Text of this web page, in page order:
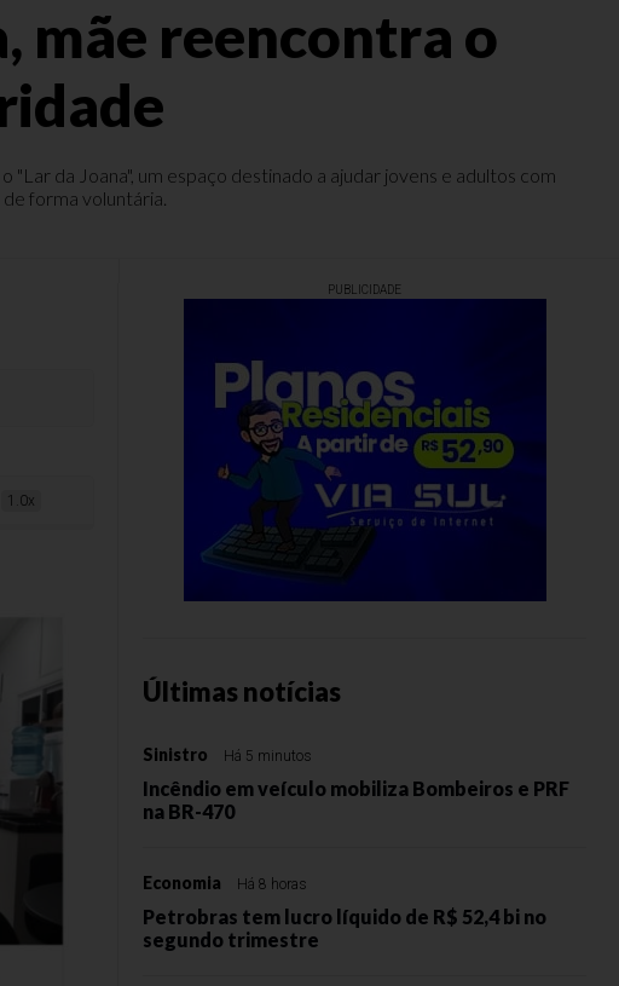
mãe reencontra o
da Joana", um espaço destinado a ajudar jovens e adultos com
forma voluntária.
na caridade
1.0x
PUBLICIDADE
Últimas notícias
Sinistro Há 5 minutos
Incêndio em veículo mobiliza Bombeiros e PRF
na BR-470
Economia Há 8 horas
Petrobras tem lucro líquido de R$ 52,4 bi no
segundo trimestre